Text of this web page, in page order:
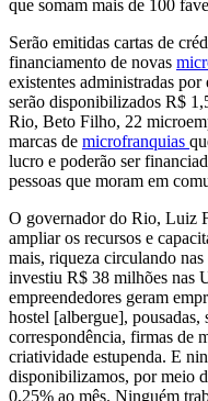
que somam mais de 100
Serão emitidas cartas de
financiamento de novas
existentes administradas
serão disponibilizados R$
Rio, Beto Filho, 22
marcas de microfranquias
lucro e poderão ser
pessoas que moram em
O governador do Rio, Luiz
ampliar os recursos e
mais, riqueza circulando
investiu R$ 38 milhões nas
empreendedores geram
hostel [albergue], pousadas,
correspondência, firmas de
criatividade estupenda. E
disponibilizamos, por meio
0,25% ao mês. Ninguém